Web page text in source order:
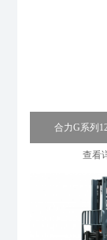
合力G系列
查看